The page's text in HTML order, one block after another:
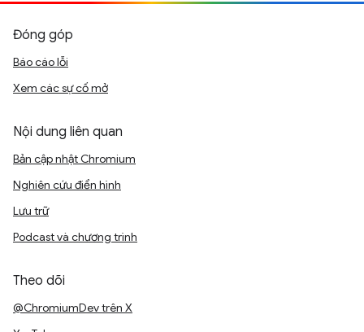
Đóng góp
Báo cáo lỗi
Xem các sự cố mở
Nội dung liên quan
Bản cập nhật Chromium
Nghiên cứu điển hình
Lưu trữ
Podcast và chương trình
Theo dõi
@ChromiumDev trên X